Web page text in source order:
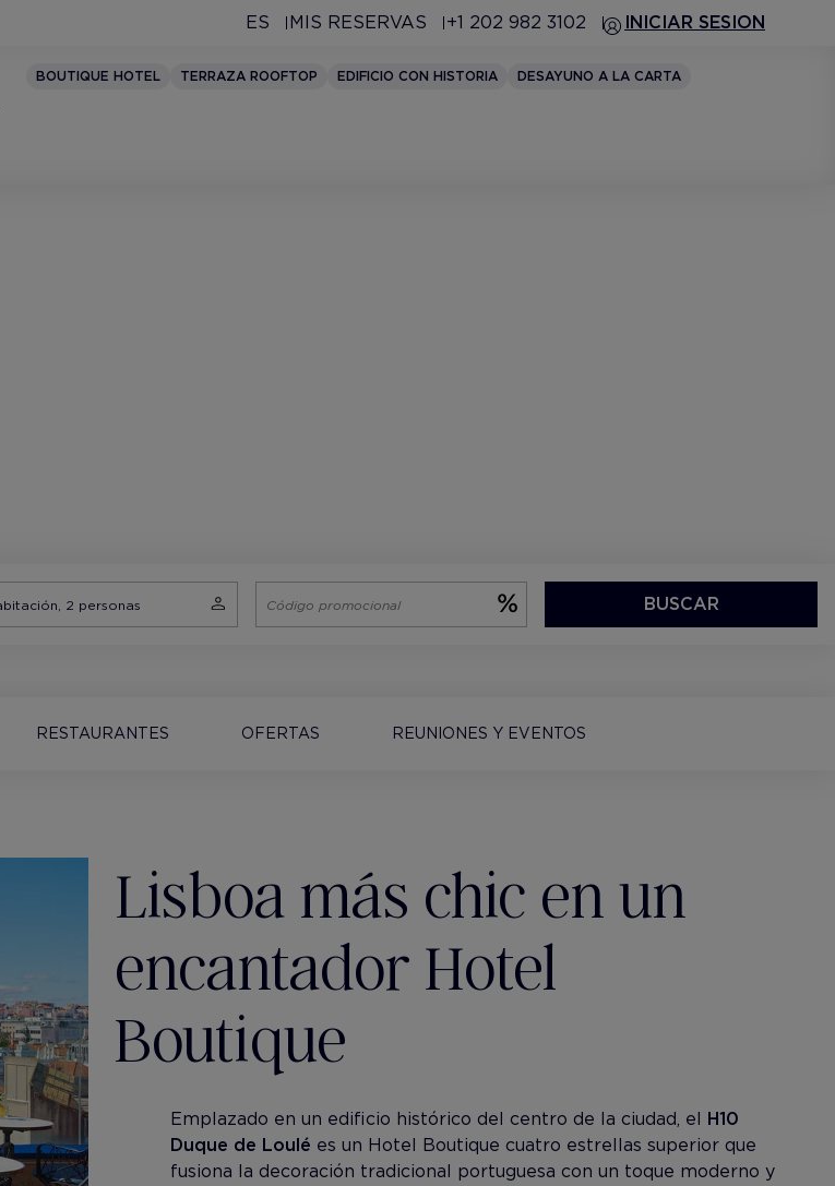
ES MIS RESERVAS +1 202 982 3102 INICIAR SESION
BOUTIQUE HOTEL TERRAZA ROOFTOP EDIFICIO CON HISTORIA
DESAYUNO A LA CARTA
BUSCAR
RESTAURANTES OFERTAS REUNIONES Y EVENTOS
Lisboa más chic en un
encantador Hotel
Boutique
Emplazado en un edificio histórico del centro de la ciudad, el
H10
Duque de Loulé es un Hotel Boutique cuatro estrellas superior que
fusiona la decoración tradicional portuguesa con un toque moderno y